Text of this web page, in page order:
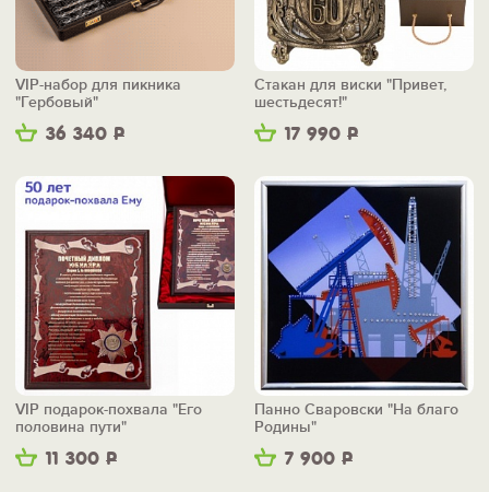
36 340 Р
VIP-набор для пикника
"Гербовый"
17 990 Р
Стакан для виски "Привет,
шестьдесят!"
11 300 Р
VIP подарок-похвала "Его
половина пути"
7 900 Р
Панно Сваровски "На благо
Родины"